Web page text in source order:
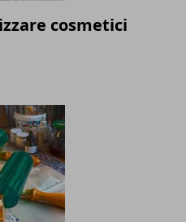
cosmetici